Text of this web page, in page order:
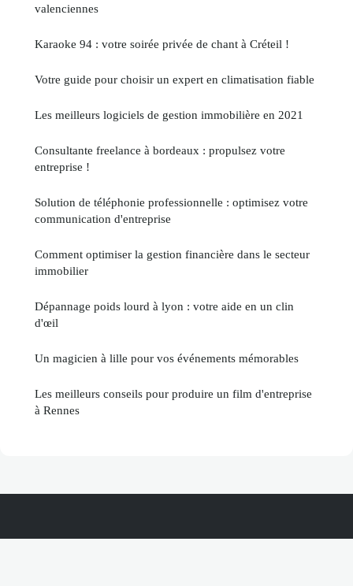
valenciennes
Karaoke 94 : votre soirée privée de chant à Créteil !
Votre guide pour choisir un expert en climatisation fiable
Les meilleurs logiciels de gestion immobilière en 2021
Consultante freelance à bordeaux : propulsez votre
entreprise !
Solution de téléphonie professionnelle : optimisez votre
communication d'entreprise
Comment optimiser la gestion financière dans le secteur
immobilier
Dépannage poids lourd à lyon : votre aide en un clin
d'œil
Un magicien à lille pour vos événements mémorables
Les meilleurs conseils pour produire un film d'entreprise
à Rennes